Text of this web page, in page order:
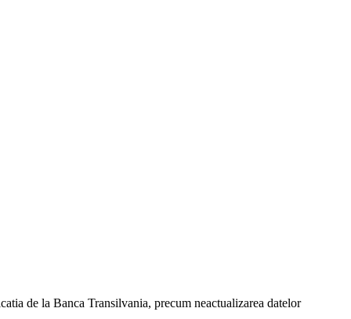
de la Banca Transilvania, precum neactualizarea datelor